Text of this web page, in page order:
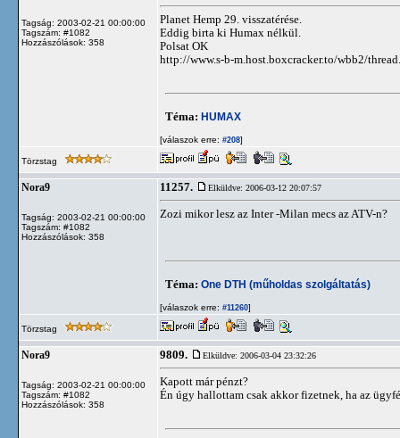
Tagság: 2003-02-21 00:00:00
Tagszám: #1082
Hozzászólások: 358
Planet Hemp 29. visszatérése.
Eddig birta ki Humax nélkül.
Polsat OK
http://www.s-b-m.host.boxcracker.to/wbb2/
Téma: HUMAX
[válaszok erre: #208]
Törzstag
Nora9
Tagság: 2003-02-21 00:00:00
Tagszám: #1082
Hozzászólások: 358
11257. Elküldve: 2006-03-12 20:07:57
Zozi mikor lesz az Inter -Milan mecs az ATV-n?
Téma: One DTH (műholdas szolgáltatás)
[válaszok erre: #11260]
Törzstag
Nora9
Tagság: 2003-02-21 00:00:00
Tagszám: #1082
Hozzászólások: 358
9809. Elküldve: 2006-03-04 23:32:26
Kapott már pénzt?
Én úgy hallottam csak akkor fizetnek, ha az